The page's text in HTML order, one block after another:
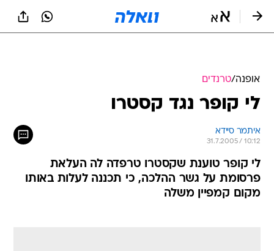
אופנה/טרנדים
לי קופר נגד קסטרו
איתמר סיידא
31.7.2005 / 10:12
לי קופר טוענת שקסטרו טרפדה לה העלאת
פרסומת על גשר ההלכה, כי תכננה לעלות באותו
מקום קמפיין משלה